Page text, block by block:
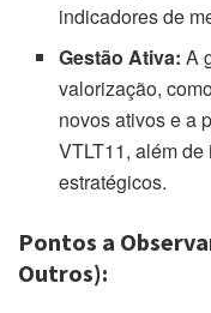
indicadores de
Gestão Ativa: A
valorização,
novos ativos e a
VTLT11, além
estratégicos.
Pontos a
Outros):